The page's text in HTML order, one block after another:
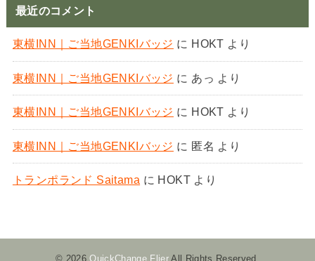
最近のコメント
東横INN｜ご当地GENKIバッジ に HOKT より
東横INN｜ご当地GENKIバッジ に あっ より
東横INN｜ご当地GENKIバッジ に HOKT より
東横INN｜ご当地GENKIバッジ に 匿名 より
トランポランド Saitama に HOKT より
© 2026QuickChange Flier All Rights Reserved.